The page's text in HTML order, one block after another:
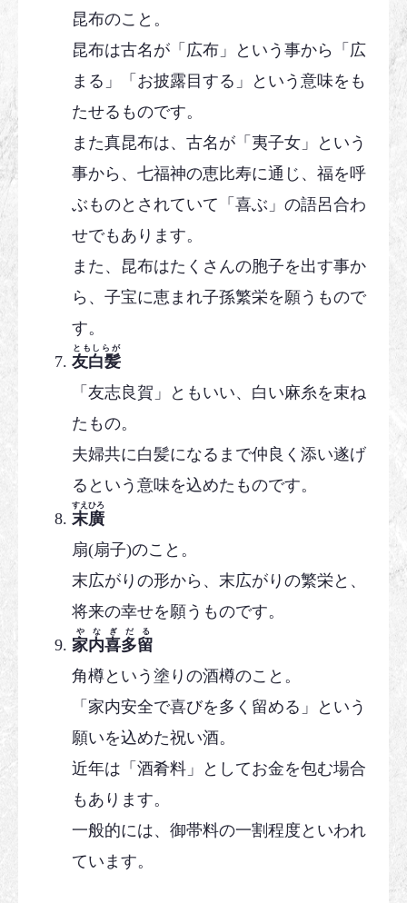
昆布のこと。
昆布は古名が「広布」という事から「広
まる」「お披露目する」という意味をも
たせるものです。
また真昆布は、古名が「夷子女」という
事から、七福神の恵比寿に通じ、福を呼
ぶものとされていて「喜ぶ」の語呂合わ
せでもあります。
また、昆布はたくさんの胞子を出す事か
ら、子宝に恵まれ子孫繁栄を願うもので
す。
友白髪
ともしらが
「友志良賀」ともいい、白い麻糸を束ね
たもの。
夫婦共に白髪になるまで仲良く添い遂げ
るという意味を込めたものです。
末廣
すえひろ
扇(扇子)のこと。
末広がりの形から、末広がりの繁栄と、
将来の幸せを願うものです。
家内喜多留
やなぎだる
角樽という塗りの酒樽のこと。
「家内安全で喜びを多く留める」という
願いを込めた祝い酒。
近年は「酒肴料」としてお金を包む場合
もあります。
一般的には、御帯料の一割程度といわれ
ています。